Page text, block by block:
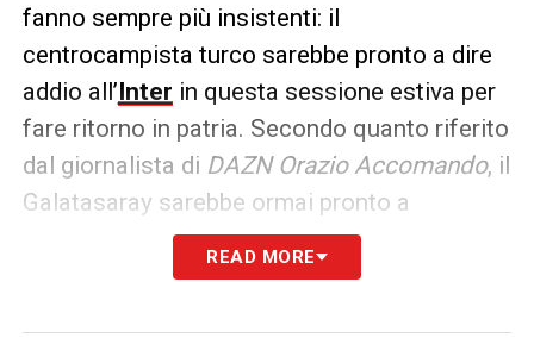
fanno sempre più insistenti: il
centrocampista turco sarebbe pronto a dire
addio all’Inter in questa sessione estiva per
fare ritorno in patria. Secondo quanto riferito
dal giornalista di DAZN Orazio Accomando, il
Galatasaray sarebbe ormai pronto a
muoversi concretamente, con una prima
offerta ufficiale attesa a breve. La trattativa,
READ MORE